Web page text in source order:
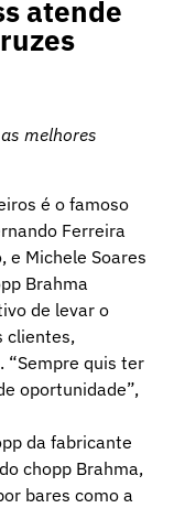
atende
melhores
é o famoso
Ferreira
e Michele Soares
Brahma
de levar o
clientes,
“Sempre quis ter
oportunidade”,
da fabricante
chopp Brahma,
bares como a